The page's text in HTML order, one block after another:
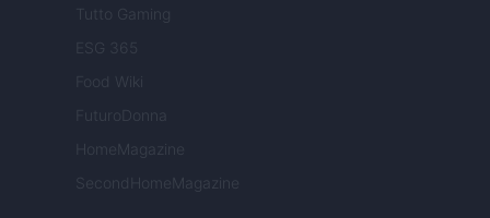
Tutto Gaming
ESG 365
Food Wiki
FuturoDonna
HomeMagazine
SecondHomeMagazine